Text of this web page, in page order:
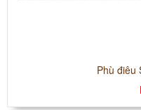
Phù điêu